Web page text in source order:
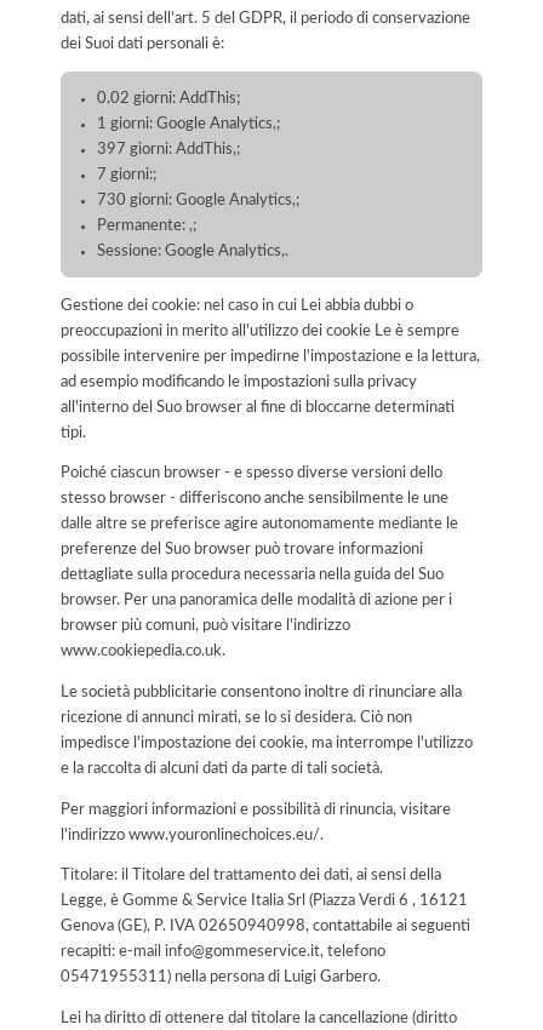
dati, ai sensi dell’art. 5 del GDPR, il periodo di conservazione
dei Suoi dati personali è:
0.02 giorni: AddThis;
1 giorni: Google Analytics,;
397 giorni: AddThis,;
7 giorni:;
730 giorni: Google Analytics,;
Permanente: ,;
Sessione: Google Analytics,.
Gestione dei cookie: nel caso in cui Lei abbia dubbi o
preoccupazioni in merito all'utilizzo dei cookie Le è sempre
possibile intervenire per impedirne l'impostazione e la lettura,
ad esempio modificando le impostazioni sulla privacy
all'interno del Suo browser al fine di bloccarne determinati
tipi.
Poiché ciascun browser - e spesso diverse versioni dello
stesso browser - differiscono anche sensibilmente le une
dalle altre se preferisce agire autonomamente mediante le
preferenze del Suo browser può trovare informazioni
dettagliate sulla procedura necessaria nella guida del Suo
browser. Per una panoramica delle modalità di azione per i
browser più comuni, può visitare l'indirizzo
www.cookiepedia.co.uk.
Le società pubblicitarie consentono inoltre di rinunciare alla
ricezione di annunci mirati, se lo si desidera. Ciò non
impedisce l'impostazione dei cookie, ma interrompe l'utilizzo
e la raccolta di alcuni dati da parte di tali società.
Per maggiori informazioni e possibilità di rinuncia, visitare
l'indirizzo www.youronlinechoices.eu/.
Titolare: il Titolare del trattamento dei dati, ai sensi della
Legge, è Gomme & Service Italia Srl (Piazza Verdi 6 , 16121
Genova (GE), P. IVA 02650940998, contattabile ai seguenti
recapiti: e-mail info@gommeservice.it, telefono
05471955311) nella persona di Luigi Garbero.
Lei ha diritto di ottenere dal titolare la cancellazione (diritto